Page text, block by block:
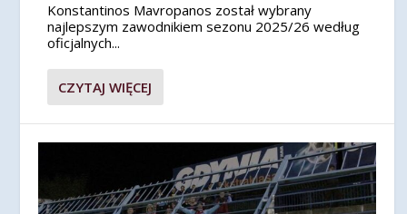
Konstantinos Mavropanos został wybrany
najlepszym zawodnikiem sezonu 2025/26 według
oficjalnych...
CZYTAJ WIĘCEJ